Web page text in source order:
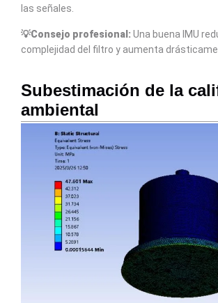
las señales.
💡Consejo profesional: Una buena IMU
complejidad del filtro y aumenta
Subestimación de la
ambiental